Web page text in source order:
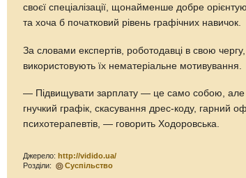
своєї спеціалізації, щонайменше добре
та хоча б початковий рівень графічних навичок.
За словами експертів, роботодавці в свою
використовують їх нематеріальне мотивування.
— Підвищувати зарплату — це само собою, але
гнучкий графік, скасування дрес-коду, гарний
психотерапевтів, — говорить Ходоровська.
Джерело: http://vidido.ua/
Розділи:
Суспільство